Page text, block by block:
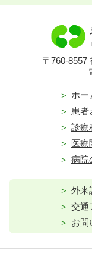
〒760-8557
ホー
患者
診療
医療
病院
外来
交通
お問